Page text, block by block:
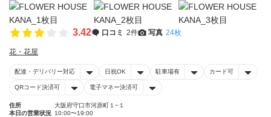
3.42 口コミ 2件 写真 24枚
花・花屋
配達・デリバリー対応 日祝OK 駐車場有 カード可
QRコード決済可 電子マネー決済可
住所
大阪府守口市河原町１−１
本日の営業状況 10:00〜19:00